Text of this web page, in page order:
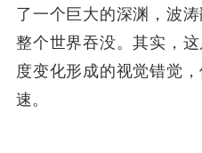
了一个巨大的深渊，波
整个世界吞没。其实，
度变化形成的视觉错觉
速。